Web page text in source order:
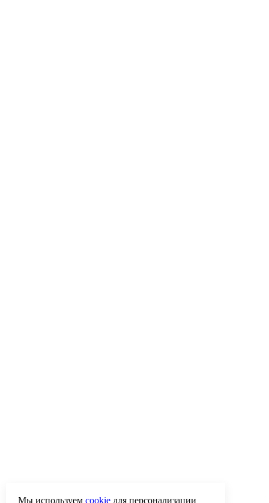
Мы используем cookie для персонализации